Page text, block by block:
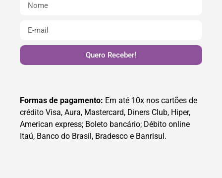
Quero Receber!
Formas de pagamento: Em até 10x nos cartões de
crédito Visa, Aura, Mastercard, Diners Club, Hiper,
American express; Boleto bancário; Débito online
Itaú, Banco do Brasil, Bradesco e Banrisul.